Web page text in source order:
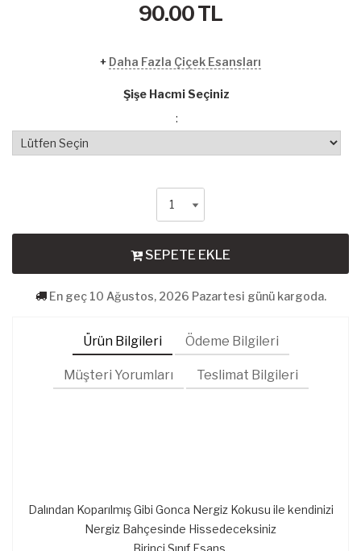
90.00TL
+ Daha Fazla Çiçek Esansları
Şişe Hacmi Seçiniz
:
SEPETE EKLE
En geç 10 Ağustos, 2026 Pazartesi günü kargoda.
Ürün Bilgileri Ödeme Bilgileri
Müşteri Yorumları Teslimat Bilgileri
Dalından Koparılmış Gibi Gonca Nergiz Kokusu ile kendinizi
Nergiz Bahçesinde Hissedeceksiniz
Birinci Sınıf Esans.